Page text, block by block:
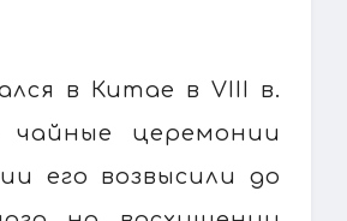
в Китае в VIII в.
чайные церемонии
его возвысили до